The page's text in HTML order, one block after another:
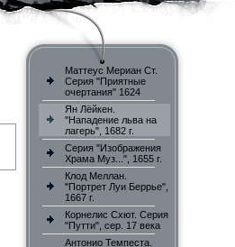
Маттеус Мериан Ст.
Серия "Приятные
очертания" 1624
Ян Лёйкен.
"Нападение льва на
лагерь", 1682 г.
Серия "Изображения
Храма Муз...", 1655 г.
Клод Меллан.
"Портрет Луи Беррье",
1667 г.
Корнелис Схют. Серия
"Путти", сер. 17 века
Антонио Темпеста.